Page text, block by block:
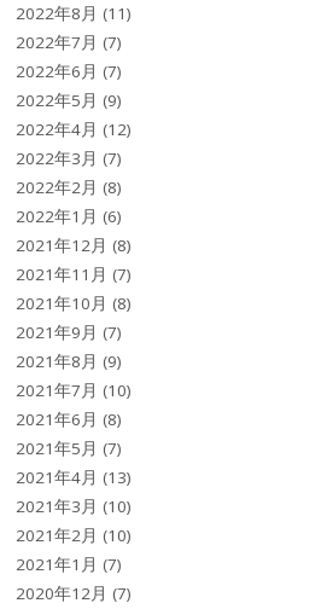
2022年8月 (11)
2022年7月 (7)
2022年6月 (7)
2022年5月 (9)
2022年4月 (12)
2022年3月 (7)
2022年2月 (8)
2022年1月 (6)
2021年12月 (8)
2021年11月 (7)
2021年10月 (8)
2021年9月 (7)
2021年8月 (9)
2021年7月 (10)
2021年6月 (8)
2021年5月 (7)
2021年4月 (13)
2021年3月 (10)
2021年2月 (10)
2021年1月 (7)
2020年12月 (7)